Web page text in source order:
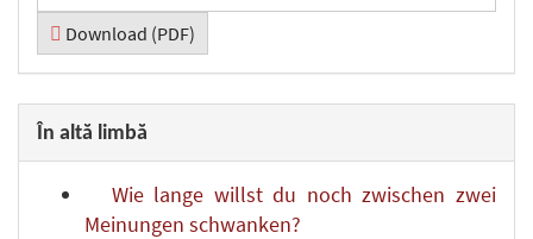
Download (PDF)
În altă limbă
Wie lange willst du noch zwischen zwei
Meinungen schwanken?